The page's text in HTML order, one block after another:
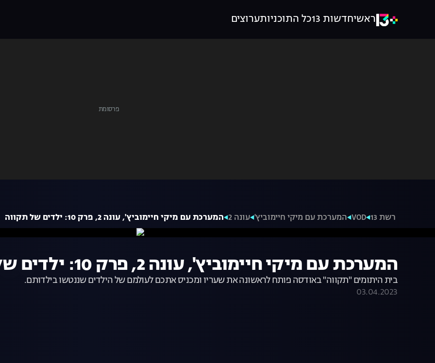
ראשיחדשות 13 כל התוכניותערוצים
רשת 13 VOD המערכת עם מיקי חיימוביץ' עונה 2 המערכת עם מיקי חיימוביץ', עונה 2, פרק 10: ילדים של תקווה
המערכת עם מיקי חיימוביץ', עונה 2, פרק 10: ילדים של תקווה
בית היתומים "תקווה" באודסה פותח לראשונה את שעריו ומכניס אתכם לעולמם של הילדים שננטשו בילדותם.
03.04.2023